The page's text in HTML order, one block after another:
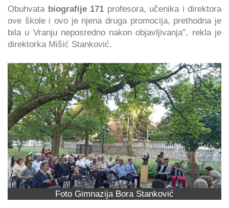
Obuhvata biografije 171 profesora, učenika i direktora
ove škole i ovo je njena druga promocija, prethodna je
bila u Vranju neposredno nakon objavljivanja", rekla je
direktorka Mišić Stanković.
Foto Gimnazija Bora Stanković